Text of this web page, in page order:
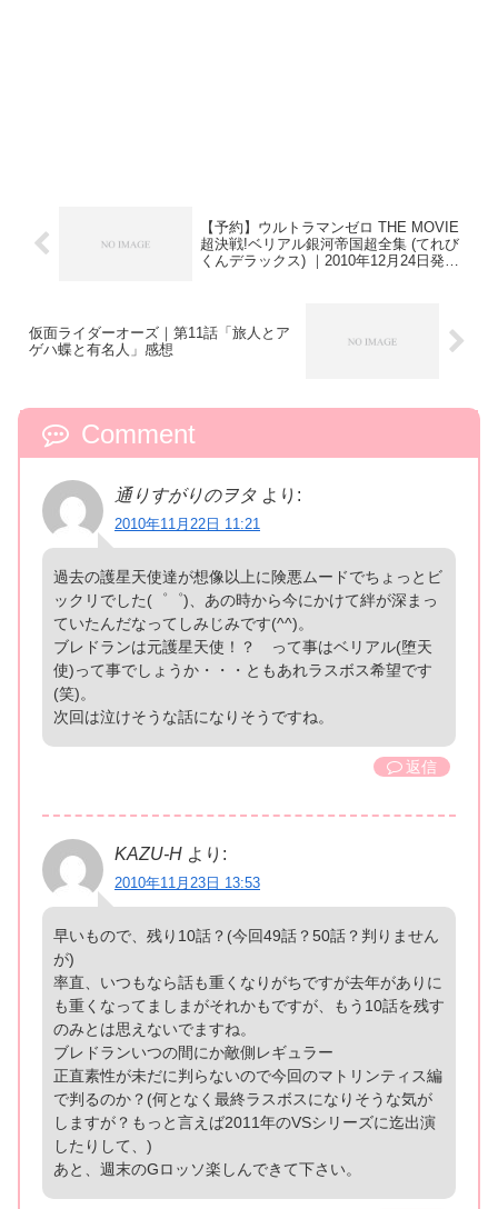
【予約】ウルトラマンゼロ THE MOVIE
超決戦!ベリアル銀河帝国超全集 (てれび
くんデラックス) ｜2010年12月24日発売
仮面ライダーオーズ｜第11話「旅人とア
ゲハ蝶と有名人」感想
Comment
通りすがりのヲタ より:
2010年11月22日 11:21
過去の護星天使達が想像以上に険悪ムードでちょっとビ
ックリでした(゜゜)、あの時から今にかけて絆が深まっ
ていたんだなってしみじみです(^^)。
ブレドランは元護星天使！？ って事はベリアル(堕天
使)って事でしょうか・・・ともあれラスボス希望です
(笑)。
次回は泣けそうな話になりそうですね。
返信
KAZU-H より:
2010年11月23日 13:53
早いもので、残り10話？(今回49話？50話？判りません
が)
率直、いつもなら話も重くなりがちですが去年がありに
も重くなってましまがそれかもですが、もう10話を残す
のみとは思えないでますね。
ブレドランいつの間にか敵側レギュラー
正直素性が未だに判らないので今回のマトリンティス編
で判るのか？(何となく最終ラスボスになりそうな気が
しますが？もっと言えば2011年のVSシリーズに迄出演
したりして、)
あと、週末のGロッソ楽しんできて下さい。